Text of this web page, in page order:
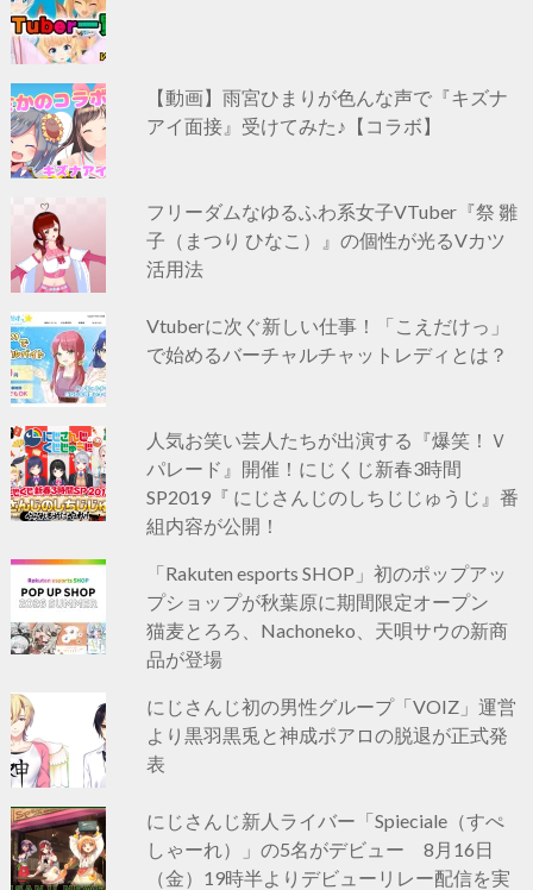
【動画】雨宮ひまりが色んな声で『キズナ
アイ面接』受けてみた♪【コラボ】
フリーダムなゆるふわ系女子VTuber『祭 雛
子（まつり ひなこ）』の個性が光るVカツ
活用法
Vtuberに次ぐ新しい仕事！「こえだけっ」
で始めるバーチャルチャットレディとは？
人気お笑い芸人たちが出演する『爆笑！Ｖ
パレード』開催！にじくじ新春3時間
SP2019『 にじさんじのしちじじゅうじ』番
組内容が公開！
「Rakuten esports SHOP」初のポップアッ
プショップが秋葉原に期間限定オープン
猫麦とろろ、Nachoneko、天唄サウの新商
品が登場
にじさんじ初の男性グループ「VOIZ」運営
より黒羽黒兎と神成ポアロの脱退が正式発
表
にじさんじ新人ライバー「Spieciale（すぺ
しゃーれ）」の5名がデビュー 8月16日
（金）19時半よりデビューリレー配信を実